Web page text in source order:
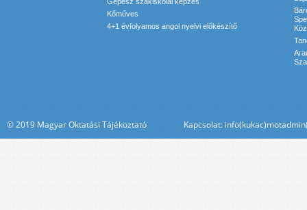
Kőműves
4+1 évfolyamos angol nyelvi előkészítő
© 2019 Magyar Oktatási Tájékoztató Kapcsolat: